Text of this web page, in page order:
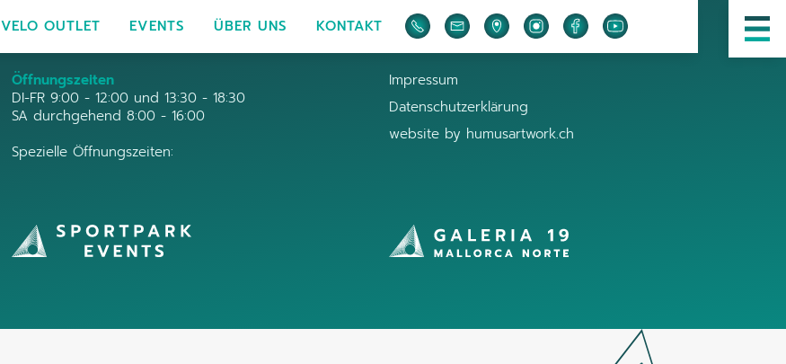
VELO OUTLET EVENTS ÜBER UNS KONTAKT
Öffnungszeiten
DI-FR 9:00 - 12:00 und 13:30 - 18:30
SA durchgehend 8:00 - 16:00
Spezielle Öffnungszeiten:
Impressum
Datenschutzerklärung
website by humusartwork.ch